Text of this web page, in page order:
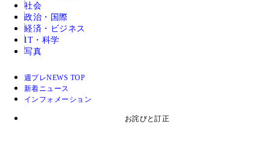
社会
政治・国際
経済・ビジネス
IT・科学
写真
週プレNEWS TOP
新着ニュース
インフォメーション
お詫びと訂正